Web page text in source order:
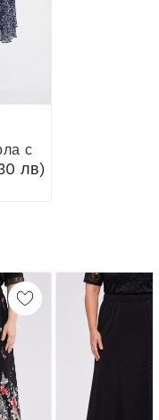
с
лв)